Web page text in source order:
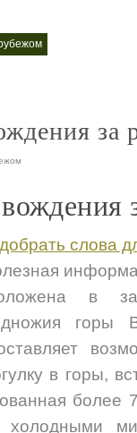
за
слова
в
горы
в горы,
более